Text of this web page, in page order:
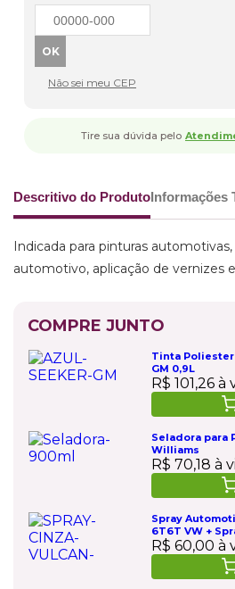
Não sei meu CEP
Tire sua dúvida pelo
Descritivo do ProdutoInformações
Indicada para pinturas
automotivo, aplicação de vernizes
COMPRE JUNTO
Tinta Poliester
GM 0,9L
R$ 101,26 à
Seladora para
Williams
R$ 70,18 à
Spray
6T6T VW +
R$ 60,00 à